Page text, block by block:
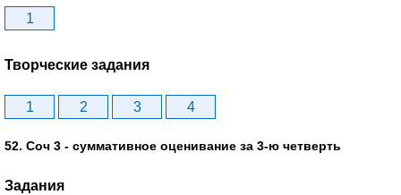
1
Творческие задания
1 2 3 4
52. Соч 3 - суммативное оценивание за 3-ю четверть
Задания